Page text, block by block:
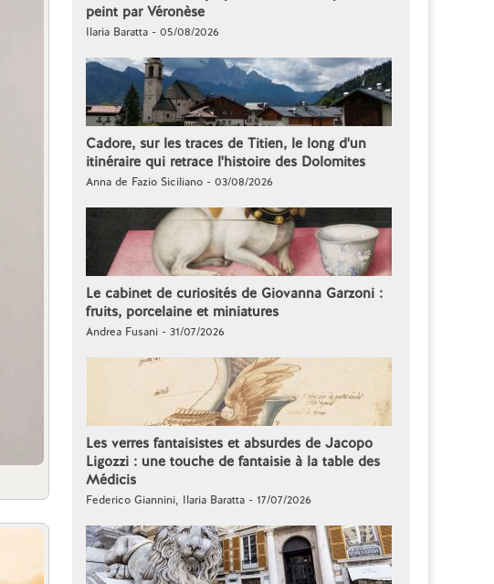
peint par Véronèse
Ilaria Baratta - 05/08/2026
Cadore, sur les traces de Titien, le long d'un
itinéraire qui retrace l'histoire des Dolomites
Anna de Fazio Siciliano - 03/08/2026
Le cabinet de curiosités de Giovanna Garzoni :
fruits, porcelaine et miniatures
Andrea Fusani - 31/07/2026
Les verres fantaisistes et absurdes de Jacopo
Ligozzi : une touche de fantaisie à la table des
Médicis
Federico Giannini, Ilaria Baratta - 17/07/2026